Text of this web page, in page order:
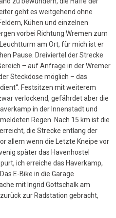
geht es weitgehend ohne
Kühen und einzelnen
vorbei Richtung Wremen zum
am Ort, für mich ist er
Pause. Dreiviertel der Strecke
– auf Anfrage in der Wremer
Steckdose möglich – das
Festsitzen mit weiterem
verlockend, gefährdet aber die
in der Innenstadt und
Regen. Nach 15 km ist die
die Strecke entlang der
allem wenn die Letzte Kneipe vor
später das Havenhostel
ich erreiche das Haverkamp,
E-Bike in die Garage
mit Ingrid Gottschalk am
zur Radstation gebracht,